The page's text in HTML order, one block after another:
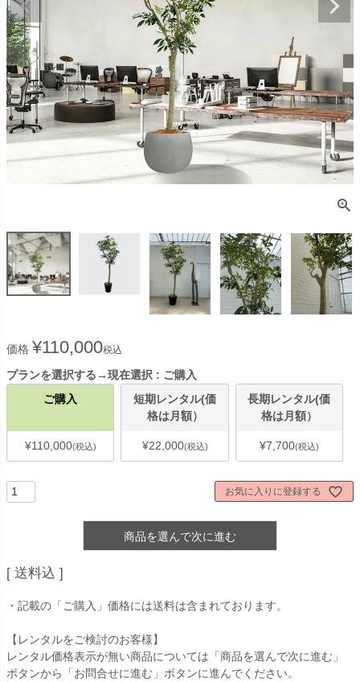
価格 ¥110,000税込
プランを選択する→現在選択
ご購入
ご購入
¥110,000 税込
短期レンタル(価
格は月額）
¥22,000 税込
長期レンタル(価
格は月額）
¥7,700 税込
お気に入りに登録する
商品を選んで次に進む
送料込
・記載の「ご購入」価格には送料は含まれております。
【レンタルをご検討のお客様】
レンタル価格表示が無い商品については「商品を選んで次に進む」
ボタンから「お問合せに進む」ボタンに進んでください。